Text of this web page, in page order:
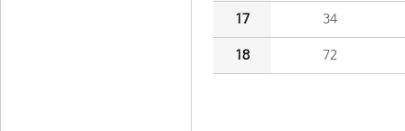
17 34
18 72